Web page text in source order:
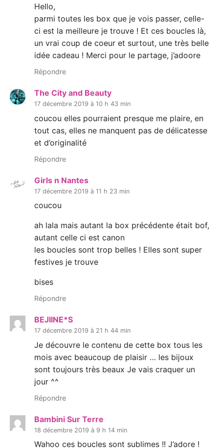
Hello,
parmi toutes les box que je vois passer, celle-
ci est la meilleure je trouve ! Et ces boucles là,
un vrai coup de coeur et surtout, une très belle
idée cadeau ! Merci pour le partage, j’adoore
Répondre
The City and Beauty
17 décembre 2019 à 10 h 43 min
coucou elles pourraient presque me plaire, en
tout cas, elles ne manquent pas de délicatesse
et d’originalité
Répondre
Girls n Nantes
17 décembre 2019 à 11 h 23 min
coucou
ah lala mais autant la box précédente était bof,
autant celle ci est canon
les boucles sont trop belles ! Elles sont super
festives je trouve
bises
Répondre
BEJIINE*S
17 décembre 2019 à 21 h 44 min
Je découvre le contenu de cette box tous les
mois avec beaucoup de plaisir … les bijoux
sont toujours très beaux Je vais craquer un
jour ^^
Répondre
Bambini Sur Terre
18 décembre 2019 à 9 h 14 min
Wahoo ces boucles sont sublimes !! J’adore !